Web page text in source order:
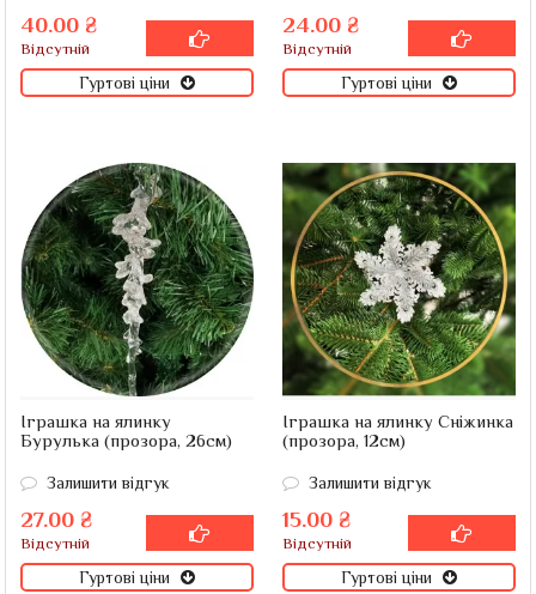
40.00 ₴
Відсутній
Гуртові ціни
24.00 ₴
Відсутній
Гуртові ціни
Іграшка на ялинку
Бурулька (прозора, 26см)
Залишити відгук
27.00 ₴
Відсутній
Гуртові ціни
Іграшка на ялинку Сніжинка
(прозора, 12см)
Залишити відгук
15.00 ₴
Відсутній
Гуртові ціни